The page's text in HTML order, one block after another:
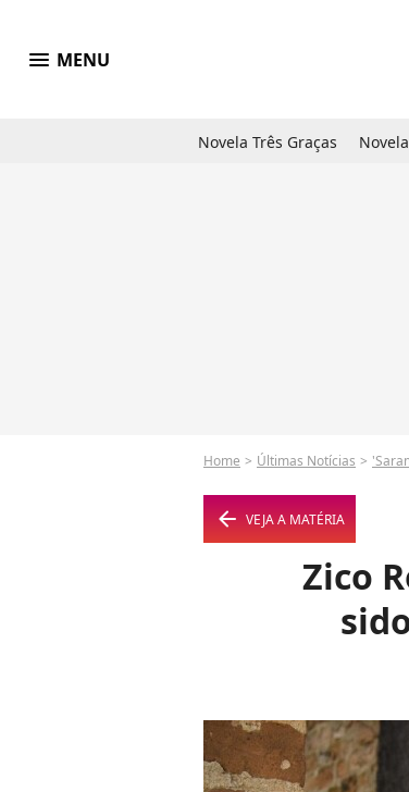
menu MENU
Novela Três Graças
Home Últimas Notícias
arrow_left VEJA A MATÉRIA
Zico